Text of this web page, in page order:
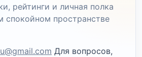
рейтинги и личная полка
спокойном пространстве
Для вопросов,